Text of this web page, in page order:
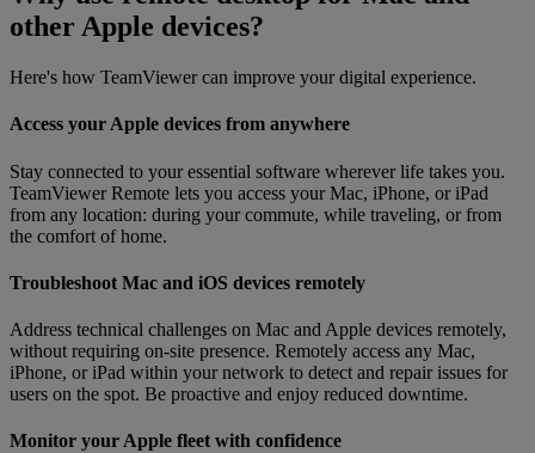
other Apple devices?
Here's how TeamViewer can improve your digital experience.
Access your Apple devices from anywhere
Stay connected to your essential software wherever life takes you.
TeamViewer Remote lets you access your Mac, iPhone, or iPad
from any location: during your commute, while traveling, or from
the comfort of home.
Troubleshoot Mac and iOS devices remotely
Address technical challenges on Mac and Apple devices remotely,
without requiring on-site presence. Remotely access any Mac,
iPhone, or iPad within your network to detect and repair issues for
users on the spot. Be proactive and enjoy reduced downtime.
Monitor your Apple fleet with confidence